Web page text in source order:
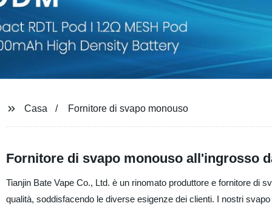
Casa Fornitore di svapo monouso
Fornitore di svapo monouso all'ingrosso
Tianjin Bate Vape Co., Ltd. è un rinomato produttore e fornitore di
qualità, soddisfacendo le diverse esigenze dei clienti. I nostri